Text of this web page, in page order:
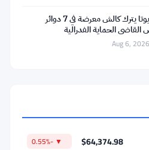
حكم قضائي في يوتا يترك كالش معرضة في 7 دوائر
الحماية الفدرالية
$64,374.98
▼ -0.55%